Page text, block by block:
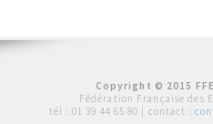
Copyright © 2015
Fédération Française des
tél : 01 39 44 65 80 | contact :